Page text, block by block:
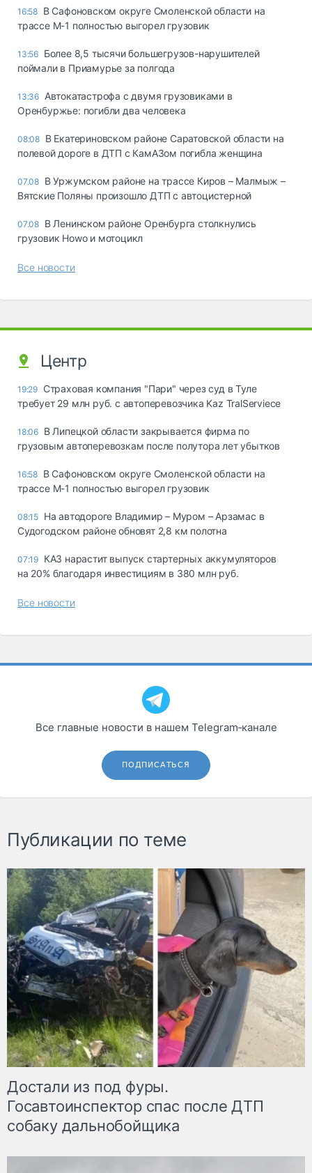
16:58 В Сафоновском округе Смоленской области на
трассе М-1 полностью выгорел грузовик
13:56 Более 8,5 тысячи большегрузов-нарушителей
поймали в Приамурье за полгода
13:36 Автокатастрофа с двумя грузовиками в
Оренбуржье: погибли два человека
08:08 В Екатериновском районе Саратовской области на
полевой дороге в ДТП с КамАЗом погибла женщина
07.08 В Уржумском районе на трассе Киров – Малмыж –
Вятские Поляны произошло ДТП с автоцистерной
07.08 В Ленинском районе Оренбурга столкнулись
грузовик Howo и мотоцикл
Все новости
Центр
19:29 Страховая компания "Пари" через суд в Туле
требует 29 млн руб. с автоперевозчика Kaz TralServiece
18:06 В Липецкой области закрывается фирма по
грузовым автоперевозкам после полутора лет убытков
16:58 В Сафоновском округе Смоленской области на
трассе М-1 полностью выгорел грузовик
08:15 На автодороге Владимир – Муром – Арзамас в
Судогодском районе обновят 2,8 км полотна
07:19 КАЗ нарастит выпуск стартерных аккумуляторов
на 20% благодаря инвестициям в 380 млн руб.
Все новости
Все главные новости в нашем Telegram‑канале
ПОДПИСАТЬСЯ
Публикации по теме
Достали из под фуры.
Госавтоинспектор спас после ДТП
собаку дальнобойщика